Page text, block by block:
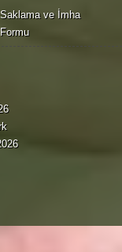
Saklama ve İmha